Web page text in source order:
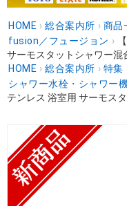
HOME › 総合案内所 › 商品
fusion／フュージョン ›
サーモスタットシャワー混
HOME › 総合案内所 › 特集
シャワー水栓・シャワー
テンレス 浴室用 サーモス